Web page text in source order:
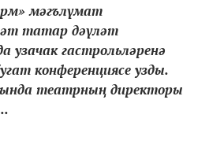
мәгълүмат
татар дәүләт
гастрольләренә
конференциясе узды.
театрның директоры